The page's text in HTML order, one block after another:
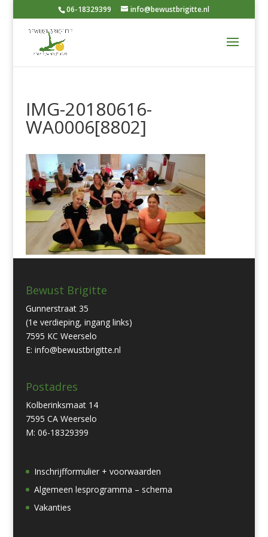
06-18329399 info@bewustbrigitte.nl
IMG-20180616-
WA0006[8802]
Bewust Brigitte
Gunnerstraat 35
(1e verdieping, ingang links)
7595 KC Weerselo
E: info@bewustbrigitte.nl
Postadres
Kolberinksmaat 14
7595 CA Weerselo
M: 06-18329399
Inschrijfformulier + voorwaarden
Algemeen lesprogramma – schema
Vakanties